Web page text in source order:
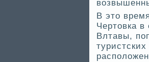
В это
Чертовка
Влтавы,